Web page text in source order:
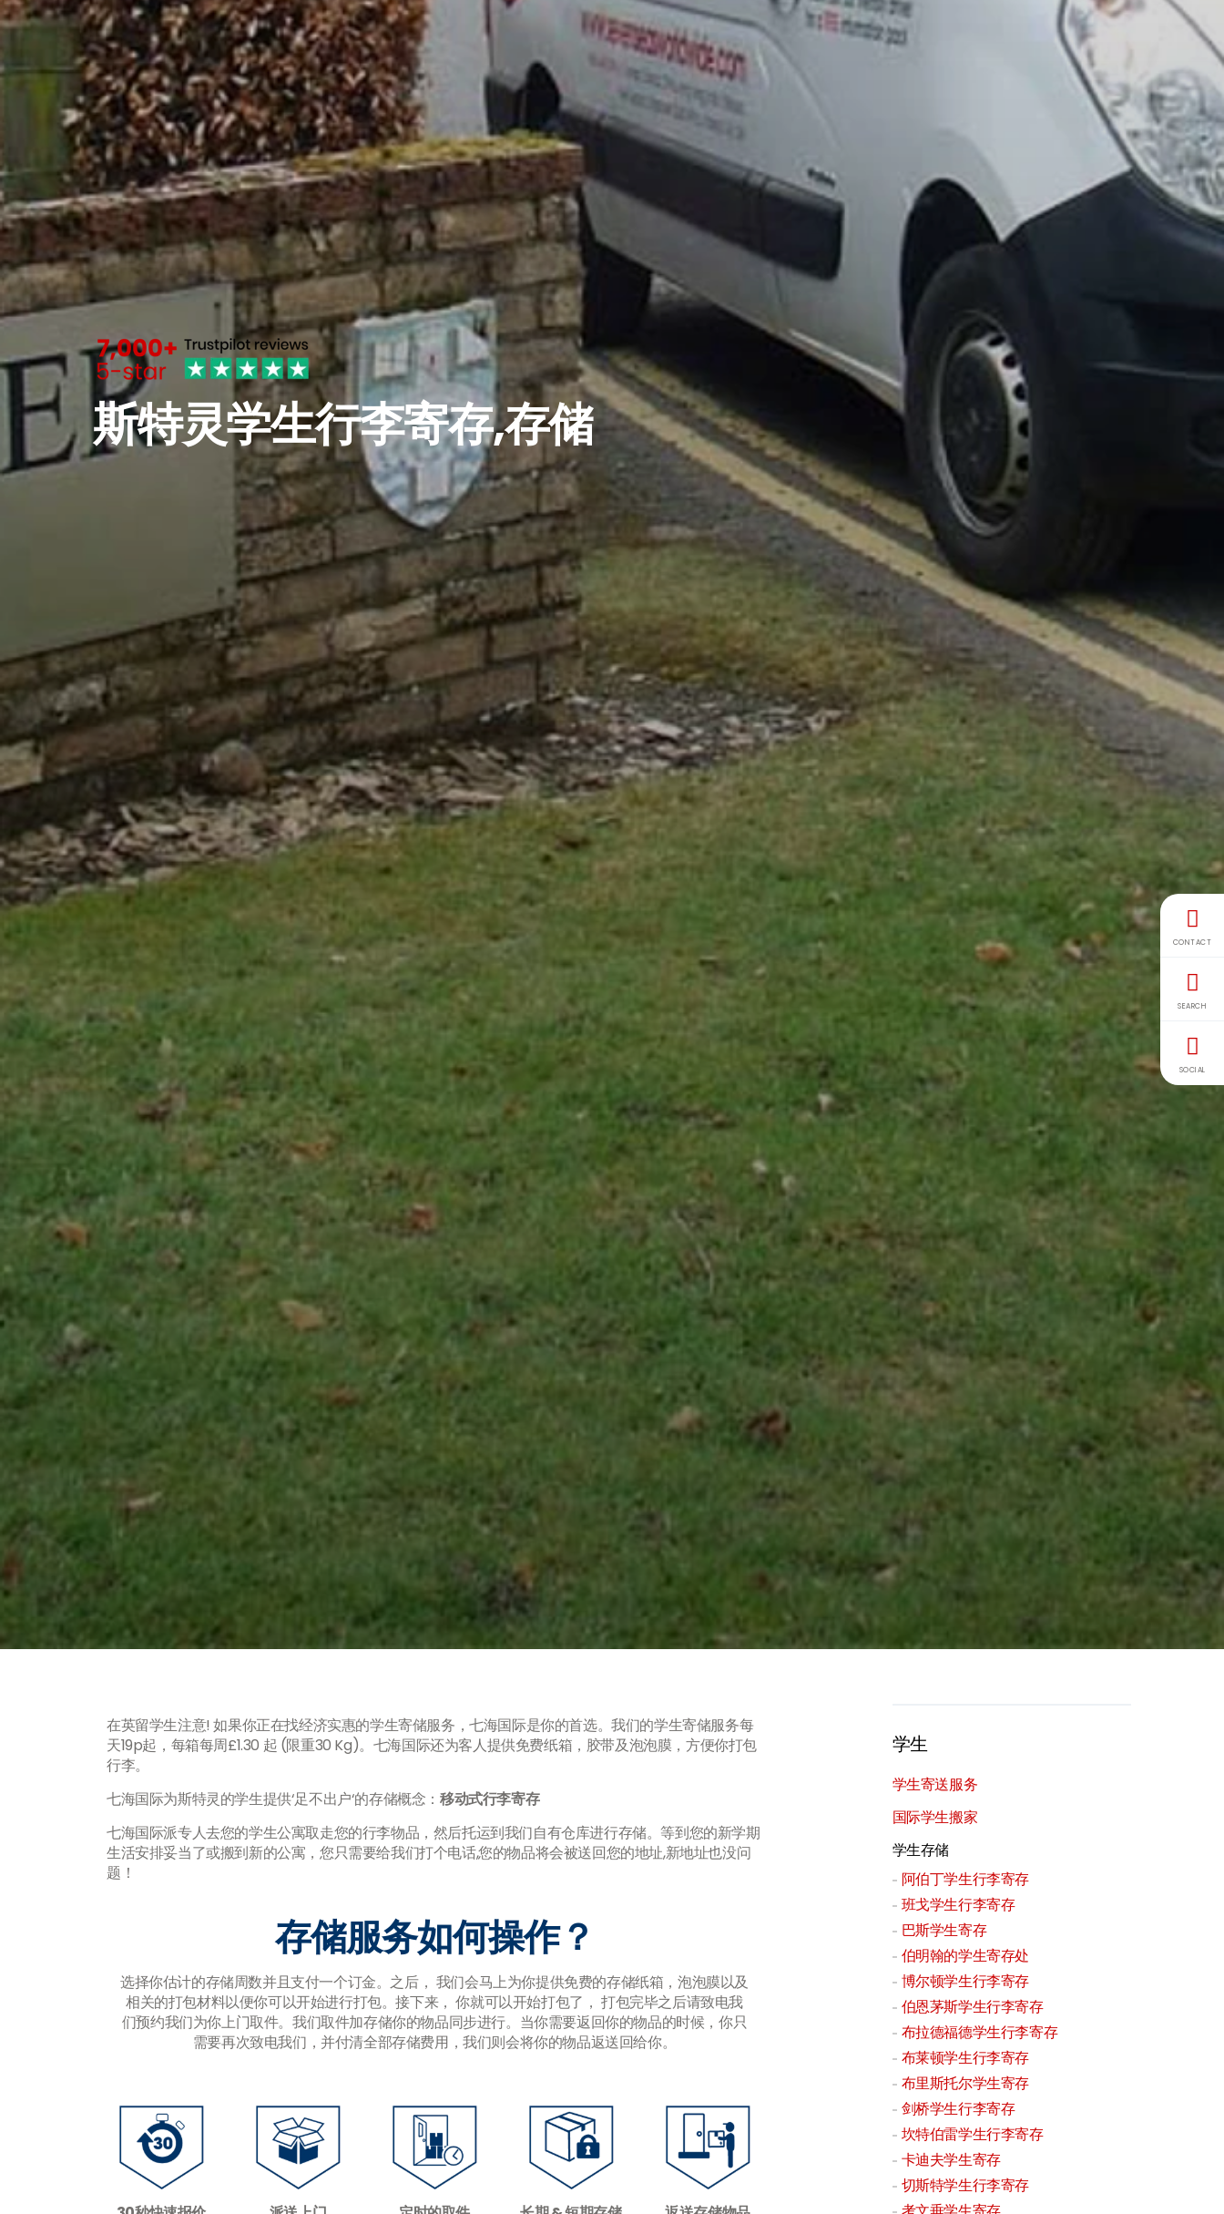
斯特灵学生行李寄存,存储
在英留学生注意! 如果你正在找经济实惠的学生寄储服务，七海国际是你的首选。我们的学生寄储服务每
天19p起，每箱每周£1.30 起 (限重30 Kg)。七海国际还为客人提供免费纸箱，胶带及泡泡膜，方便你打包
行李。
七海国际为斯特灵的学生提供‘足不出户‘的存储概念：移动式行李寄存
七海国际派专人去您的学生公寓取走您的行李物品，然后托运到我们自有仓库进行存储。等到您的新学期
生活安排妥当了或搬到新的公寓，您只需要给我们打个电话,您的物品将会被送回您的地址,新地址也没问
题！
存储服务如何操作？
选择你估计的存储周数并且支付一个订金。之后， 我们会马上为你提供免费的存储纸箱，泡泡膜以及
相关的打包材料以便你可以开始进行打包。接下来， 你就可以开始打包了， 打包完毕之后请致电我
们预约我们为你上门取件。我们取件加存储你的物品同步进行。当你需要返回你的物品的时候，你只
需要再次致电我们，并付清全部存储费用，我们则会将你的物品返送回给你。
学生
学生寄送服务
国际学生搬家
学生存储
阿伯丁学生行李寄存
班戈学生行李寄存
巴斯学生寄存
伯明翰的学生寄存处
博尔顿学生行李寄存
伯恩茅斯学生行李寄存
布拉德福德学生行李寄存
布莱顿学生行李寄存
布里斯托尔学生寄存
剑桥学生行李寄存
坎特伯雷学生行李寄存
卡迪夫学生寄存
切斯特学生行李寄存
CONTACT
SEARCH
SOCIAL